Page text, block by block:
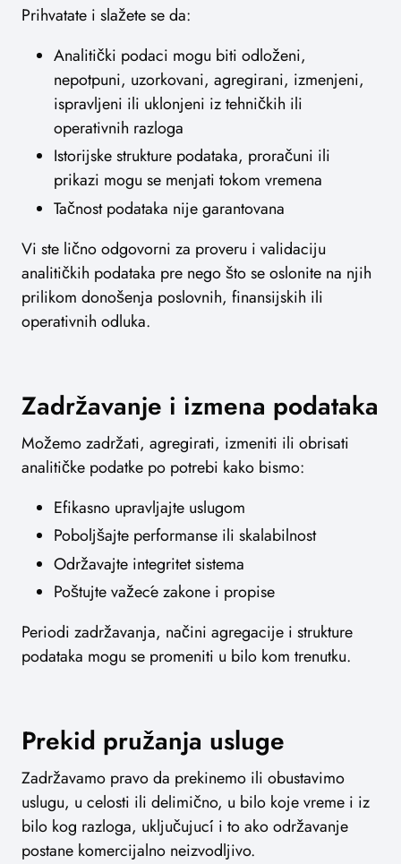
Prihvatate i slažete se da:
Analitički podaci mogu biti odloženi,
nepotpuni, uzorkovani, agregirani, izmenjeni,
ispravljeni ili uklonjeni iz tehničkih ili
operativnih razloga
Istorijske strukture podataka, proračuni ili
prikazi mogu se menjati tokom vremena
Tačnost podataka nije garantovana
Vi ste lično odgovorni za proveru i validaciju
analitičkih podataka pre nego što se oslonite na njih
prilikom donošenja poslovnih, finansijskih ili
operativnih odluka.
Zadržavanje i izmena podataka
Možemo zadržati, agregirati, izmeniti ili obrisati
analitičke podatke po potrebi kako bismo:
Efikasno upravljajte uslugom
Poboljšajte performanse ili skalabilnost
Održavajte integritet sistema
Poštujte važeće zakone i propise
Periodi zadržavanja, načini agregacije i strukture
podataka mogu se promeniti u bilo kom trenutku.
Prekid pružanja usluge
Zadržavamo pravo da prekinemo ili obustavimo
uslugu, u celosti ili delimično, u bilo koje vreme i iz
bilo kog razloga, uključujući i to ako održavanje
postane komercijalno neizvodljivo.